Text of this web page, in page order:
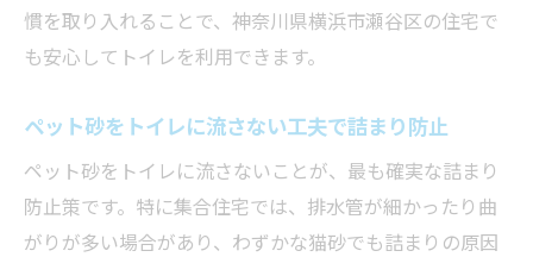
慣を取り入れることで、神奈川県横浜市瀬谷区の住宅で
も安心してトイレを利用できます。
ペット砂をトイレに流さない工夫で詰まり防止
ペット砂をトイレに流さないことが、最も確実な詰まり
防止策です。特に集合住宅では、排水管が細かったり曲
がりが多い場合があり、わずかな猫砂でも詰まりの原因